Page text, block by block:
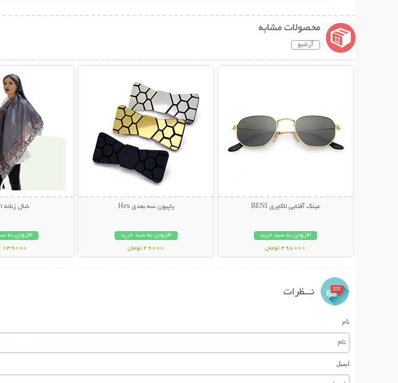
محصولات مشابه
آرشیو
عینک آفتابی لاکچری BENI
افزودن به سبد خرید
498000 تومان
پاپیون سه بعدی Hex
افزودن به سبد خرید
49000 تومان
شال زنانه Servin
افزودن به
139000 تومان
نـــظرات
نام
ایمیل